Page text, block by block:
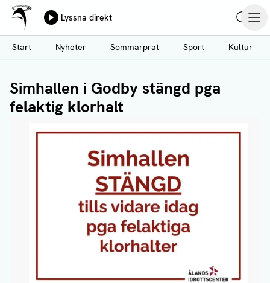
Hoppa
till
huvudinnehåll
Ålands Radio & TV
Lyssna direkt
Start
Nyheter Sommarprat Sport Kultur
Simhallen i Godby stängd pga
felaktig klorhalt